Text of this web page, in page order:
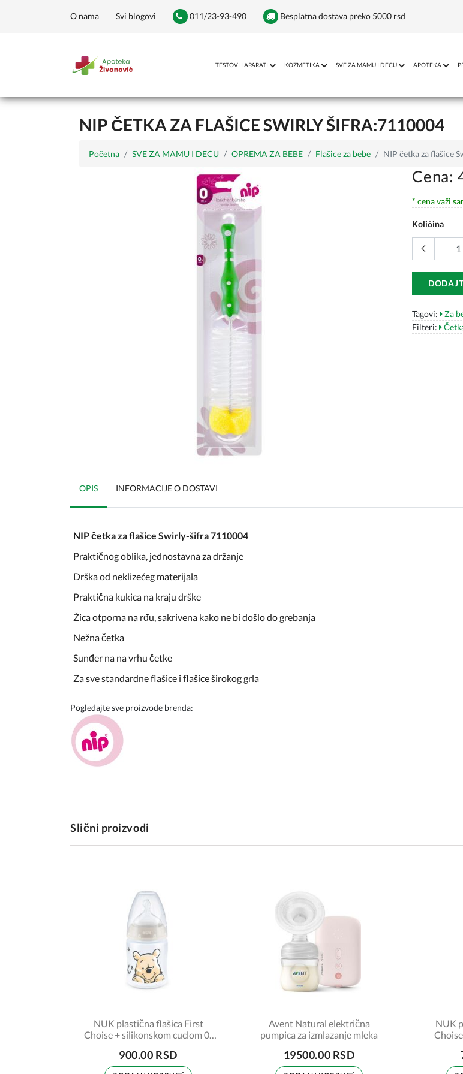
O nama Svi blogovi 011/23-93-490 Besplatna dostava preko 5000 rsd
TESTOVI I APARATI KOZMETIKA SVE ZA MAMU I DECU APOTEKA
NIP ČETKA ZA FLAŠICE SWIRLY ŠIFRA:7110004
Početna SVE ZA MAMU I DECU OPREMA ZA BEBE Flašice za bebe NIP četka za flašice
Cena:
* cena važi
Količina
Tagovi: Za
Filteri:
OPIS INFORMACIJE O DOSTAVI
NIP četka za flašice Swirly-šifra 7110004
Praktičnog oblika, jednostavna za držanje
Drška od neklizećeg materijala
Praktična kukica na kraju drške
Žica otporna na rđu, sakrivena kako ne bi došlo do grebanja
Nežna četka
Sunđer na na vrhu četke
Za sve standardne flašice i flašice širokog grla
Pogledajte sve proizvode brenda:
Slični proizvodi
NUK plastična flašica First
Choise + silikonskom cuclom 0-
termo indikatorom
900.00 RSD
Avent Natural električna
pumpica za izmlazanje mleka
19500.00 RSD
NUK